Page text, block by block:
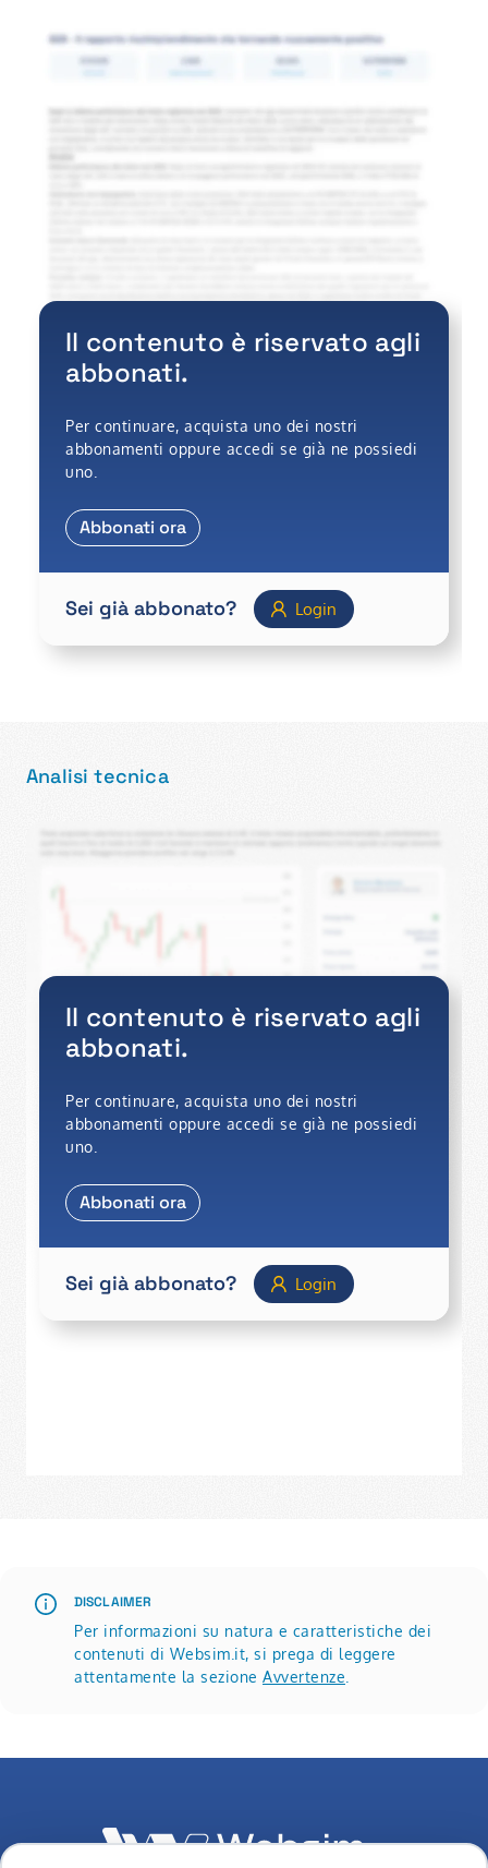
Il contenuto è riservato agli
abbonati.
Per continuare, acquista uno dei nostri
abbonamenti oppure accedi se già ne possiedi
uno.
Abbonati ora
Sei già abbonato? Login
Analisi tecnica
Il contenuto è riservato agli
abbonati.
Per continuare, acquista uno dei nostri
abbonamenti oppure accedi se già ne possiedi
uno.
Abbonati ora
Sei già abbonato? Login
DISCLAIMER
Per informazioni su natura e caratteristiche dei
contenuti di Websim.it, si prega di leggere
attentamente la sezione Avvertenze